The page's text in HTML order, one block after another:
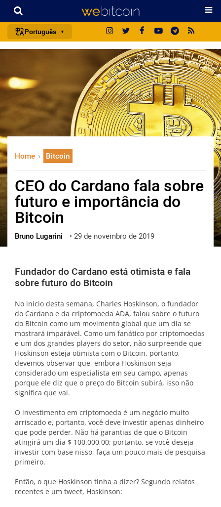
Português
español
français
italiano
中文
한국어
العربية
ไทย
ქართული
vietnamese
Home Bitcoin
CEO do Cardano fala sobre
futuro e importância do
Bitcoin
Bruno Lugarini • 29 de novembro de 2019
Fundador do Cardano está otimista e fala
sobre futuro do Bitcoin
No início desta semana, Charles Hoskinson, o fundador
do Cardano e da criptomoeda ADA, falou sobre o futuro
do Bitcoin como um movimento global que um dia se
mostrará imparável. Como um fanático por criptomoedas
e um dos grandes players do setor, não surpreende que
Hoskinson esteja otimista com o Bitcoin, portanto,
devemos observar que, embora Hoskinson seja
considerado um especialista em seu campo, apenas
porque ele diz que o preço do Bitcoin subirá, isso não
significa que vai.
O investimento em criptomoeda é um negócio muito
arriscado e, portanto, você deve investir apenas dinheiro
que pode perder. Não há garantias de que o Bitcoin
atingirá um dia $ 100.000,00; portanto, se você deseja
investir com base nisso, faça um pouco mais de pesquisa
primeiro.
Então, o que Hoskinson tinha a dizer? Segundo relatos
recentes e um tweet, Hoskinson: